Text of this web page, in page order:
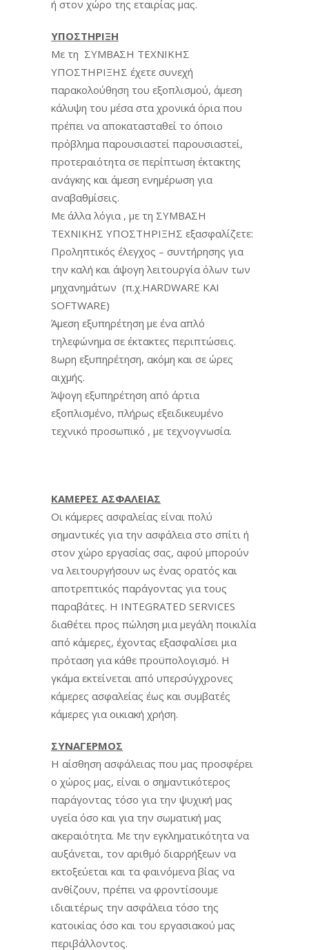
ή στον χώρο της εταιρίας μας.
ΥΠΟΣΤΗΡΙΞΗ
Με τη ΣΥΜΒΑΣΗ ΤΕΧΝΙΚΗΣ
ΥΠΟΣΤΗΡΙΞΗΣ έχετε συνεχή
παρακολούθηση του εξοπλισμού, άμεση
κάλυψη του μέσα στα χρονικά όρια που
πρέπει να αποκατασταθεί το όποιο
πρόβλημα παρουσιαστεί παρουσιαστεί,
προτεραιότητα σε περίπτωση έκτακτης
ανάγκης και άμεση ενημέρωση για
αναβαθμίσεις.
Με άλλα λόγια , με τη ΣΥΜΒΑΣΗ
ΤΕΧΝΙΚΗΣ ΥΠΟΣΤΗΡΙΞΗΣ εξασφαλίζετε:
Προληπτικός έλεγχος – συντήρησης για
την καλή και άψογη λειτουργία όλων των
μηχανημάτων (π.χ.HARDWARE ΚΑΙ
SOFTWARE)
Άμεση εξυπηρέτηση με ένα απλό
τηλεφώνημα σε έκτακτες περιπτώσεις.
8ωρη εξυπηρέτηση, ακόμη και σε ώρες
αιχμής.
Άψογη εξυπηρέτηση από άρτια
εξοπλισμένο, πλήρως εξειδικευμένο
τεχνικό προσωπικό , με τεχνογνωσία.
ΚΑΜΕΡΕΣ ΑΣΦΑΛΕΙΑΣ
Οι κάμερες ασφαλείας είναι πολύ
σημαντικές για την ασφάλεια στο σπίτι ή
στον χώρο εργασίας σας, αφού μπορούν
να λειτουργήσουν ως ένας ορατός και
αποτρεπτικός παράγοντας για τους
παραβάτες. Η INTEGRATED SERVICES
διαθέτει προς πώληση μια μεγάλη ποικιλία
από κάμερες, έχοντας εξασφαλίσει μια
πρόταση για κάθε προϋπολογισμό. Η
γκάμα εκτείνεται από υπερσύγχρονες
κάμερες ασφαλείας έως και συμβατές
κάμερες για οικιακή χρήση.
ΣΥΝΑΓΕΡΜΟΣ
Η αίσθηση ασφάλειας που μας προσφέρει
ο χώρος μας, είναι ο σημαντικότερος
παράγοντας τόσο για την ψυχική μας
υγεία όσο και για την σωματική μας
ακεραιότητα. Με την εγκληματικότητα να
αυξάνεται, τον αριθμό διαρρήξεων να
εκτοξεύεται και τα φαινόμενα βίας να
ανθίζουν, πρέπει να φροντίσουμε
ιδιαιτέρως την ασφάλεια τόσο της
κατοικίας όσο και του εργασιακού μας
περιβάλλοντος.